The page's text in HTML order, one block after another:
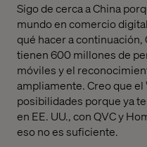
Sigo de cerca a China
mundo en comercio
qué hacer a
tienen 600 millones de
móviles y el
ampliamente. Creo que
posibilidades porque ya
en EE. UU., con QVC y
eso no es suficiente.